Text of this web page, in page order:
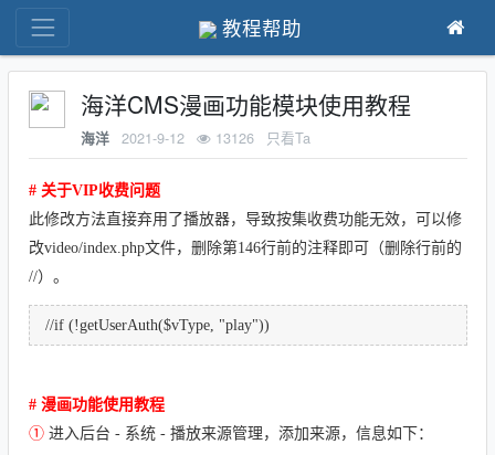
教程帮助
海洋CMS漫画功能模块使用教程
海洋 2021-9-12 13126 只看Ta
# 关于VIP收费问题
此修改方法直接弃用了播放器，导致按集收费功能无效，可以修
改video/index.php文件，删除第146行前的注释即可（删除行前的
//）。
//if (!getUserAuth($vType, "play"))
# 漫画功能使用教程
① 进入后台 - 系统 - 播放来源管理， 添加来源，信息如下：